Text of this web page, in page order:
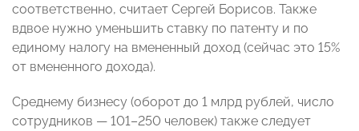
соответственно, считает Сергей Борисов. Также
вдвое нужно уменьшить ставку по патенту и по
единому налогу на вмененный доход (сейчас это 15%
от вмененного дохода).
Среднему бизнесу (оборот до 1 млрд рублей, число
сотрудников — 101–250 человек) также следует